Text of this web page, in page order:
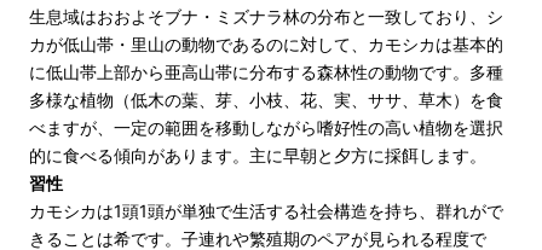
生息域はおおよそブナ・ミズナラ林の分布と一致しており、シ
カが低山帯・里山の動物であるのに対して、カモシカは基本的
に低山帯上部から亜高山帯に分布する森林性の動物です。多種
多様な植物（低木の葉、芽、小枝、花、実、ササ、草木）を食
べますが、一定の範囲を移動しながら嗜好性の高い植物を選択
的に食べる傾向があります。主に早朝と夕方に採餌します。
習性
カモシカは1頭1頭が単独で生活する社会構造を持ち、群れがで
きることは希です。子連れや繁殖期のペアが見られる程度で